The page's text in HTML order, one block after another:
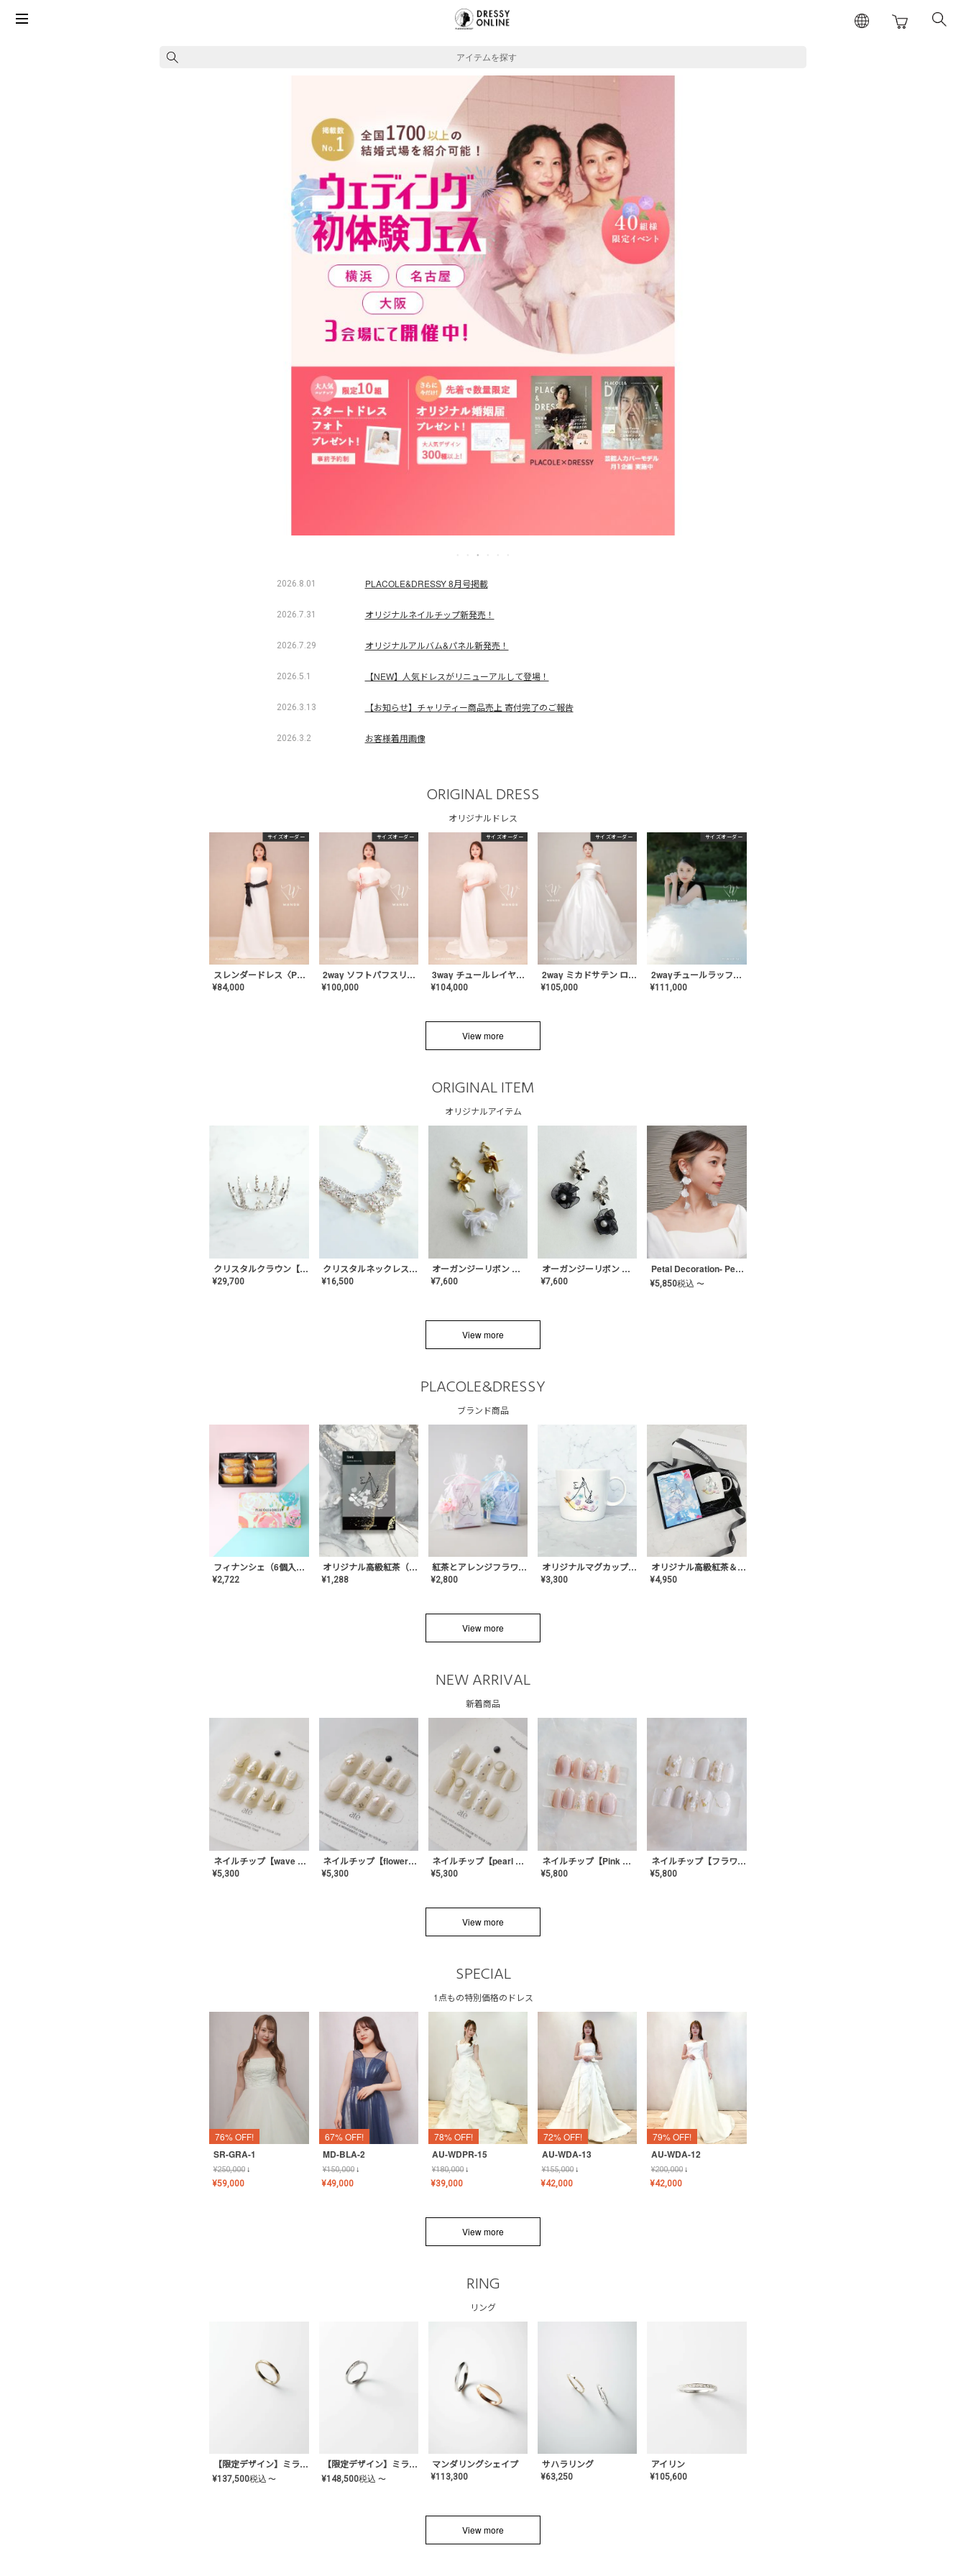
アイテムを探す
2026.8.01 PLACOLE&DRESSY 8月号掲載
2026.7.31 オリジナルネイルチップ新発売！
2026.7.29 オリジナルアルバム&パネル新発売！
2026.5.1 【NEW】人気ドレスがリニューアルして登場！
2026.3.13 【お知らせ】チャリティー商品売上 寄付完了のご報告
2026.3.2 お客様着用画像
ORIGINAL DRESS
オリジナルドレス
サイズオーダー
スレンダードレス〈PD-WDOR-2110〉
¥84,000
サイズオーダー
2way ソフトパフスリーブ スレンダードレス〈PD-WDOR-2112〉
¥100,000
サイズオーダー
3way チュールレイヤーオフショルダー スレンダードレス〈PD-WDOR-2111〉
¥104,000
サイズオーダー
2way ミカドサテン ロールカラードレス〈PD-WDOR-511〉
¥105,000
サイズオーダー
2wayチュールラッフルドレス〈PD-WDOR-341〉
¥111,000
View more
ORIGINAL ITEM
オリジナルアイテム
クリスタルクラウン【MA-COHD-01】韓国風クラウン/ウェディングクラウン/ティアラ
¥29,700
クリスタルネックレス-Lace【MA-CONL-02】
¥16,500
オーガンジーリボン バレリーナイヤリング&ピアス【White】〈PV-COER-12〉
¥7,600
オーガンジーリボン バレリーナイヤリング&ピアス【Black】〈PV-COER-11〉
¥7,600
Petal Decoration- Pearl【JA-COER-3】
¥5,850税込 〜
View more
PLACOLE&DRESSY
ブランド商品
フィナンシェ（6個入り）
¥2,722
オリジナル高級紅茶（TIME/タイム）【ギフト/プチギフト/プレゼント/内祝い/結婚式/オリジナル配合/高品質/ハーブティー/茶葉/記念日/お返し/手土産/美容/おしゃれ】
¥1,288
紅茶とアレンジフラワーのセット
¥2,800
オリジナルマグカップ【AT-TW-03】ギフトセット有/プレゼント/内祝い/結婚式/ペア/食器/テーブルウェア/記念日/お返し/特別/高級/おしゃれ
¥3,300
オリジナル高級紅茶＆マグカップ ギフト【AT-GF-02】ギフトセット/プレゼント/内祝い/結婚式/ハーブティー/高品質/マグカップ/食器/記念日/お返し/手土産/美容/おしゃれ
¥4,950
View more
NEW ARRIVAL
新着商品
ネイルチップ【wave mirror】AE-CONA-04
¥5,300
ネイルチップ【flower shell】AE-CONA-03
¥5,300
ネイルチップ【pearl bijou】AE-CONA-02
¥5,300
ネイルチップ【Pink Glow Nail】MK-CONA-04
¥5,800
ネイルチップ【フラワーシフォンネイル】MK-CONA-03
¥5,800
View more
SPECIAL
1点もの特別価格のドレス
76% OFF!
SR-GRA-1
¥250,000↓
¥59,000
67% OFF!
MD-BLA-2
¥150,000↓
¥49,000
78% OFF!
AU-WDPR-15
¥180,000↓
¥39,000
72% OFF!
AU-WDA-13
¥155,000↓
¥42,000
79% OFF!
AU-WDA-12
¥200,000↓
¥42,000
View more
RING
リング
【限定デザイン】ミライ(mill-ai)リング
¥137,500税込 〜
【限定デザイン】ミライ(mill-ai)リング
¥148,500税込 〜
マンダリングシェイプ
¥113,300
サハラリング
¥63,250
アイリン
¥105,600
View more